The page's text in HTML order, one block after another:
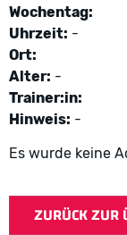
Wochentag:
Uhrzeit: -
Ort:
Alter: -
Trainer:in:
Hinweis: -
Es wurde keine